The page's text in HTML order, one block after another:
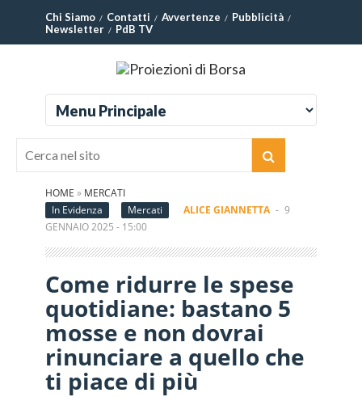
Chi Siamo Contatti Avvertenze
Pubblicità
Newsletter
PdB TV
HOME » MERCATI
In Evidenza
Mercati ALICE GIANNETTA - 9
GENNAIO 2025 - 15:00
Come ridurre le spese
quotidiane: bastano 5
mosse e non dovrai
rinunciare a quello che
ti piace di più